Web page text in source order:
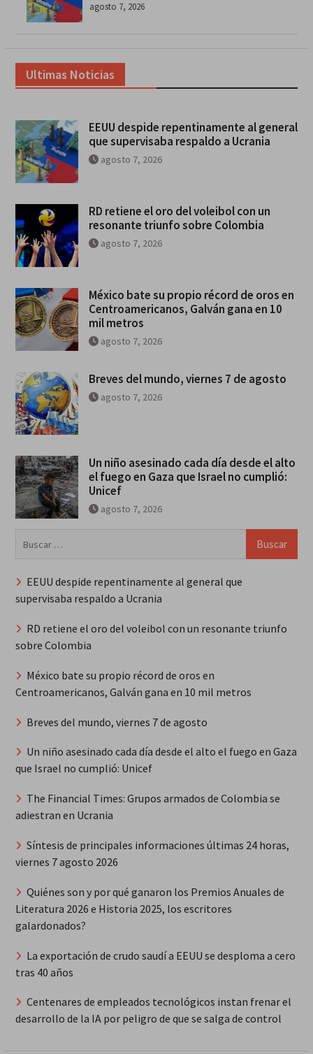
agosto 7, 2026
Ultimas Noticias
EEUU despide repentinamente al general
que supervisaba respaldo a Ucrania
agosto 7, 2026
RD retiene el oro del voleibol con un
resonante triunfo sobre Colombia
agosto 7, 2026
México bate su propio récord de oros en
Centroamericanos, Galván gana en 10
mil metros
agosto 7, 2026
Breves del mundo, viernes 7 de agosto
agosto 7, 2026
Un niño asesinado cada día desde el alto
el fuego en Gaza que Israel no cumplió:
Unicef
agosto 7, 2026
EEUU despide repentinamente al general que
supervisaba respaldo a Ucrania
RD retiene el oro del voleibol con un resonante triunfo
sobre Colombia
México bate su propio récord de oros en
Centroamericanos, Galván gana en 10 mil metros
Breves del mundo, viernes 7 de agosto
Un niño asesinado cada día desde el alto el fuego en Gaza
que Israel no cumplió: Unicef
The Financial Times: Grupos armados de Colombia se
adiestran en Ucrania
Síntesis de principales informaciones últimas 24 horas,
viernes 7 agosto 2026
Quiénes son y por qué ganaron los Premios Anuales de
Literatura 2026 e Historia 2025, los escritores
galardonados?
La exportación de crudo saudí a EEUU se desploma a cero
tras 40 años
Centenares de empleados tecnológicos instan frenar el
desarrollo de la IA por peligro de que se salga de control